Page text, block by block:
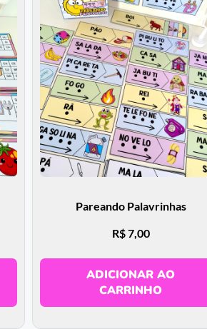
Pareando Palavrinhas
R$7,00
ADICIONAR AO
CARRINHO